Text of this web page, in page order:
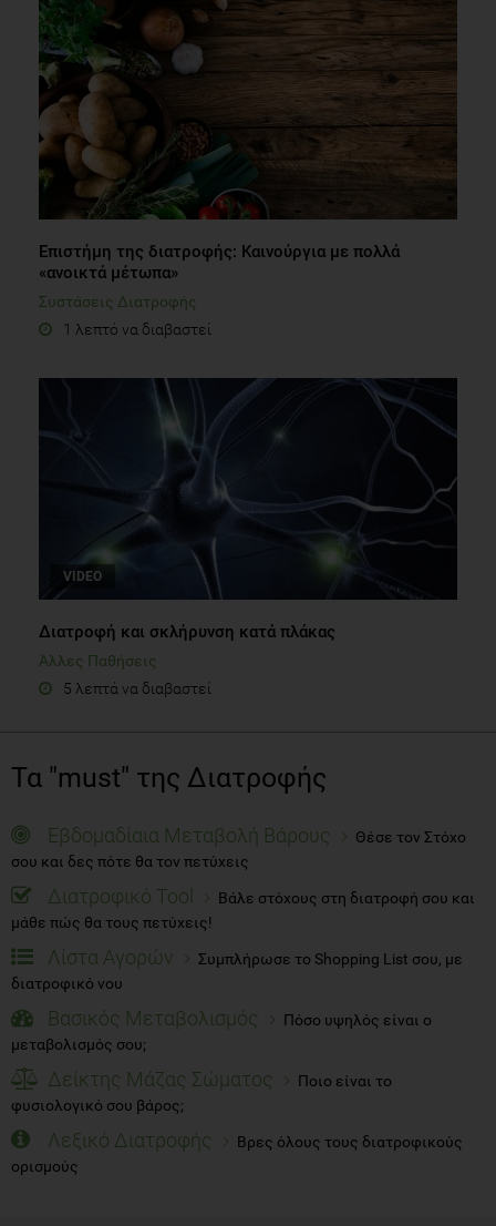
Επιστήμη της διατροφής: Καινούργια με πολλά
«ανοικτά μέτωπα»
Συστάσεις Διατροφής
1 λεπτό να διαβαστεί
VIDEO
Διατροφή και σκλήρυνση κατά πλάκας
Άλλες Παθήσεις
5 λεπτά να διαβαστεί
Τα "must" της Διατροφής
Εβδομαδίαια Μεταβολή Βάρους
Θέσε τον Στόχο
σου και δες πότε θα τον πετύχεις
Διατροφικό Tool
Βάλε στόχους στη διατροφή σου και
μάθε πώς θα τους πετύχεις!
Λίστα Αγορών
Συμπλήρωσε το Shopping List σου, με
διατροφικό νου
Βασικός Μεταβολισμός
Πόσο υψηλός είναι ο
μεταβολισμός σου;
Δείκτης Μάζας Σώματος
Ποιο είναι το
φυσιολογικό σου βάρος;
Λεξικό Διατροφής
Βρες όλους τους διατροφικούς
ορισμούς